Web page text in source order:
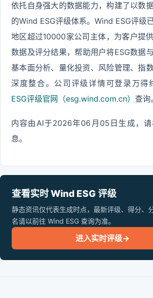
依托自身强大的数据能力，构建了以数
的Wind ESG评级体系。Wind ESG评级
地区超过10000家公司主体，为客户提
数据及评分结果，帮助用户将ESG数据与
基本面分析、量化投资、风险管理、指
深度整合。公司评级详情可登录万得
ESG评级官网（esg.wind.com.cn） 查询。
内容由AI于2026年06月05日生成，
息。
查看实时 Wind ESG 评级
静态资讯仅代表生成时点，最新评级、得分、
名请以前往 Wind ESG 查询为准。
进入实时评级→